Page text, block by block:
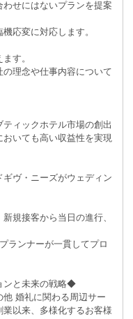
せにはないプランを提案
応変に対応します。
す。
理念や仕事内容について
ィックホテル市場の創出
いても高い収益性を実現
ヴ・ニーズがウェディン
規接客から当日の進行、
ランナーが一貫してプロ
ンと未来の戦略◆
他 婚礼に関わる周辺サー
以来、多様化するお客様